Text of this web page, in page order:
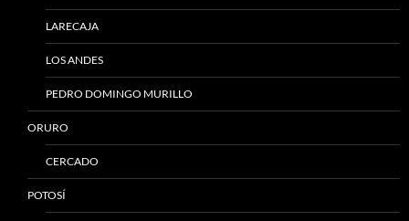
LARECAJA
LOS ANDES
PEDRO DOMINGO MURILLO
ORURO
CERCADO
POTOSÍ